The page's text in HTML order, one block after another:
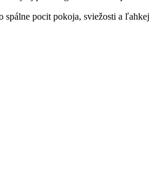
spálne pocit pokoja, sviežosti a ľahkej